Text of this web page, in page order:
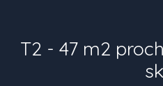
T2 - 47 m2